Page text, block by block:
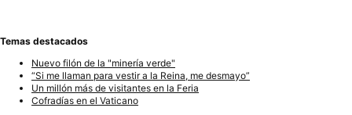
Temas destacados
Nuevo filón de la "minería verde"
“Si me llaman para vestir a la Reina, me desmayo”
Un millón más de visitantes en la Feria
Cofradías en el Vaticano